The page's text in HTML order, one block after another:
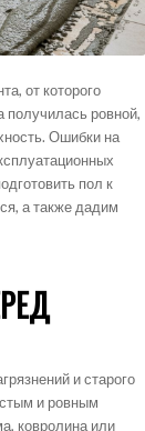
от которого
получилась ровной,
Ошибки на
пол к
а также дадим
и старого
и ровным
ковролина или